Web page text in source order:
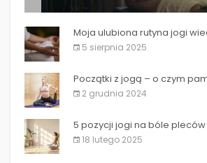
10 mitów o jodze – co naprawdę
Moja ulubiona rutyna jogi
5 sierpnia 2025
Początki z jogą – o czym
2 grudnia 2024
5 pozycji jogi na bóle pleców
18 lutego 2025